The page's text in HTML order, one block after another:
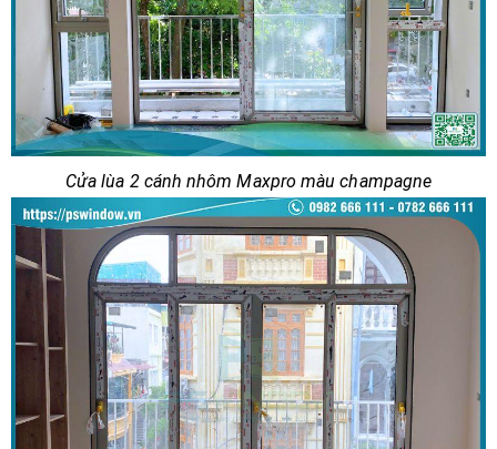
Cửa lùa 2 cánh nhôm Maxpro màu champagne